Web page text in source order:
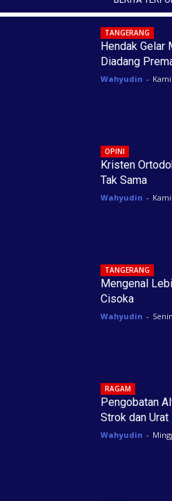
TANGERANG
Hendak Gelar
Diadang
Wahyudin -
OPINI
Kristen
Tak Sama
Wahyudin -
TANGERANG
Mengenal
Cisoka
Wahyudin -
RAGAM
Pengobatan
Strok dan
Wahyudin -